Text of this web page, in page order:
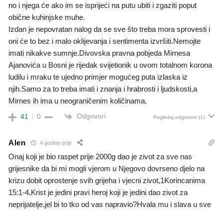
no i njega će ako im se isprijeći na putu ubiti i zgaziti poput
obične kuhinjske muhe.
Izdan je nepovratan nalog da se sve što treba mora sprovesti i
oni će to bez i malo oklijevanja i sentimenta izvršiti.Nemojte
imati nikakve sumnje.Divovska pravna pobjeda Mirnesa
Ajanovića u Bosni je rijedak svijetionik u ovom totalnom korona
ludilu i mraku te ujedno primjer mogućeg puta izlaska iz
njih.Samo za to treba imati i znanja i hrabrosti i ljudskosti,a
Mirnes ih ima u neograničenim količinama.
41 0 Odgovori Pogledaj odgovore (1)
Alen 4 godine prije
Onaj koji je bio raspet prije 2000g dao je zivot za sve nas
grijesnike da bi mi mogli vjerom u Njegovo dovrseno djelo na
krizu dobit oprostenje svih grijeha i vjecni zivot,1Korincanima
15:1-4,Krist je jedini pravi heroj koji je jedini dao zivot za
neprijatelje,jel bi to tko od vas napravio?Hvala mu i slava u sve